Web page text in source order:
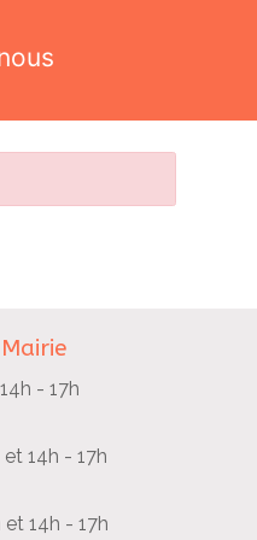
- 17h
14h - 17h
14h - 17h